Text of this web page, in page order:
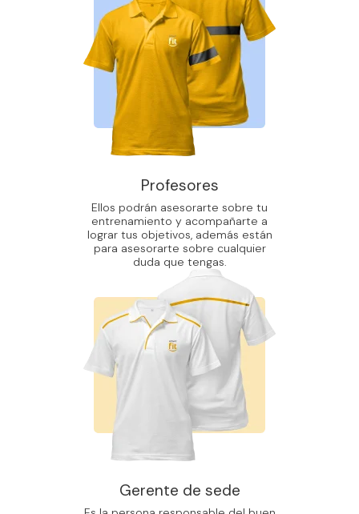
Profesores
Ellos podrán asesorarte sobre tu
entrenamiento y acompañarte a
lograr tus objetivos, además están
para asesorarte sobre cualquier
duda que tengas.
Gerente de sede